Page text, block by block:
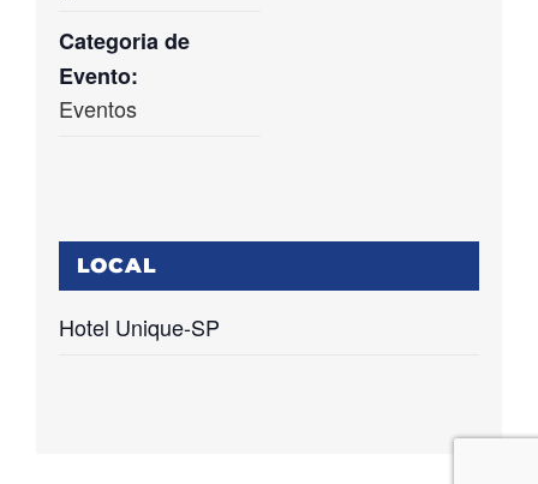
Categoria de
Evento:
Eventos
LOCAL
Hotel Unique-SP